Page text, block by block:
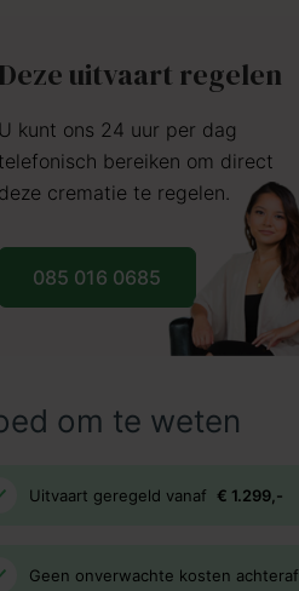
uitvaart regelen
kunt ons 24 uur per dag
bereiken om direct
crematie te regelen.
085 016 0685
om te weten
Uitvaart geregeld vanaf € 1.299,-
Geen onverwachte kosten achteraf